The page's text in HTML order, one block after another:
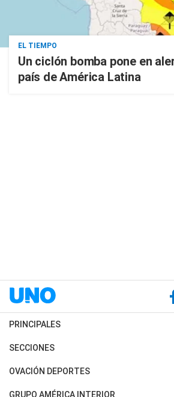
EL TIEMPO
Un ciclón bomba pone en
país de América Latina
PRINCIPALES
Últimas Noticias
Política
SECCIONES
Horóscopo
Motores
OVACIÓN DEPORTES
Fútbol
GRUPO AMÉRICA INTERIOR